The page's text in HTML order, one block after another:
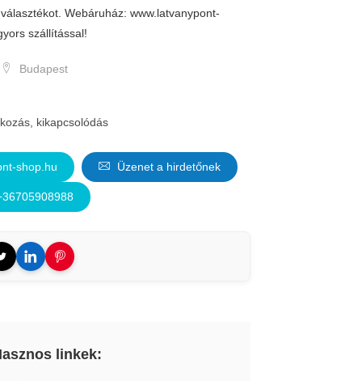
Webáruház: www.latvanypont-
szállítással!
Budapest
kikapcsolódás
shop.hu Üzenet a hirdetőnek
linkek: